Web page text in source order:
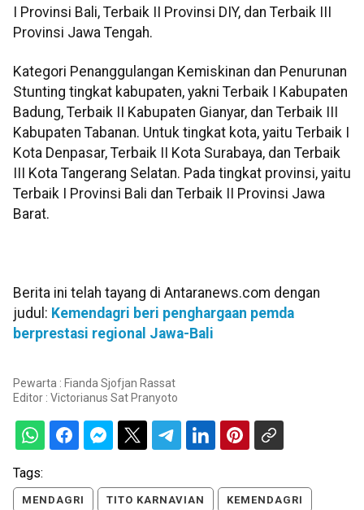
I Provinsi Bali, Terbaik II Provinsi DIY, dan Terbaik III
Provinsi Jawa Tengah.
Kategori Penanggulangan Kemiskinan dan Penurunan
Stunting tingkat kabupaten, yakni Terbaik I Kabupaten
Badung, Terbaik II Kabupaten Gianyar, dan Terbaik III
Kabupaten Tabanan. Untuk tingkat kota, yaitu Terbaik I
Kota Denpasar, Terbaik II Kota Surabaya, dan Terbaik
III Kota Tangerang Selatan. Pada tingkat provinsi, yaitu
Terbaik I Provinsi Bali dan Terbaik II Provinsi Jawa
Barat.
Berita ini telah tayang di Antaranews.com dengan
judul: Kemendagri beri penghargaan pemda
berprestasi regional Jawa-Bali
Pewarta : Fianda Sjofjan Rassat
Editor : Victorianus Sat Pranyoto
Tags:
MENDAGRI TITO KARNAVIAN KEMENDAGRI